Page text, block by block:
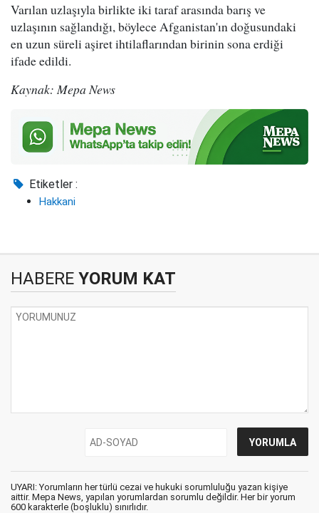
Varılan uzlaşıyla birlikte iki taraf arasında barış ve
uzlaşının sağlandığı, böylece Afganistan'ın doğusundaki
en uzun süreli aşiret ihtilaflarından birinin sona erdiği
ifade edildi.
Kaynak: Mepa News
Etiketler :
Hakkani
HABERE YORUM KAT
UYARI: Yorumların her türlü cezai ve hukuki sorumluluğu yazan kişiye
aittir. Mepa News, yapılan yorumlardan sorumlu değildir. Her bir yorum
600 karakterle (boşluklu) sınırlıdır.